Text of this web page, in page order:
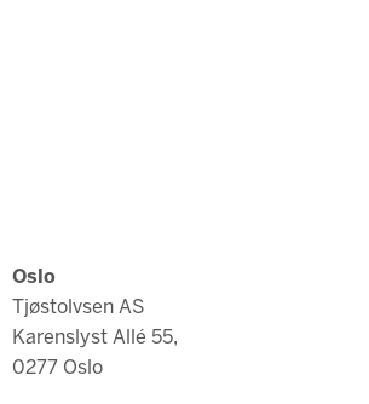
Oslo
Tjøstolvsen AS
Karenslyst Allé 55,
0277 Oslo